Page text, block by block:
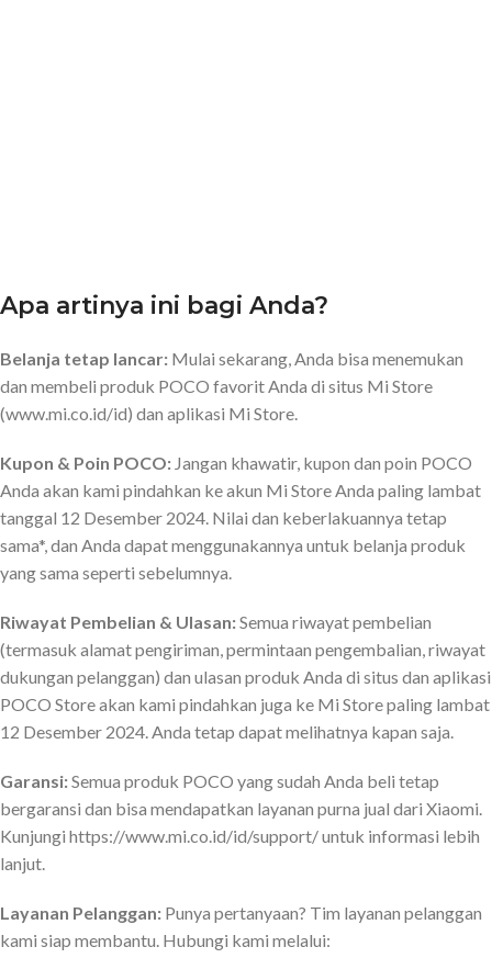
Apa artinya ini bagi Anda?
Belanja tetap lancar: Mulai sekarang, Anda bisa menemukan
dan membeli produk POCO favorit Anda di situs Mi Store
(www.mi.co.id/id) dan aplikasi Mi Store.
Kupon & Poin POCO: Jangan khawatir, kupon dan poin POCO
Anda akan kami pindahkan ke akun Mi Store Anda paling lambat
tanggal 12 Desember 2024. Nilai dan keberlakuannya tetap
sama*, dan Anda dapat menggunakannya untuk belanja produk
yang sama seperti sebelumnya.
Riwayat Pembelian & Ulasan:Semua riwayat pembelian
(termasuk alamat pengiriman, permintaan pengembalian, riwayat
dukungan pelanggan) dan ulasan produk Anda di situs dan aplikasi
POCO Store akan kami pindahkan juga ke Mi Store paling lambat
12 Desember 2024. Anda tetap dapat melihatnya kapan saja.
Garansi:Semua produk POCO yang sudah Anda beli tetap
bergaransi dan bisa mendapatkan layanan purna jual dari Xiaomi.
Kunjungi https://www.mi.co.id/id/support/ untuk informasi lebih
lanjut.
Layanan Pelanggan: Punya pertanyaan? Tim layanan pelanggan
kami siap membantu. Hubungi kami melalui: